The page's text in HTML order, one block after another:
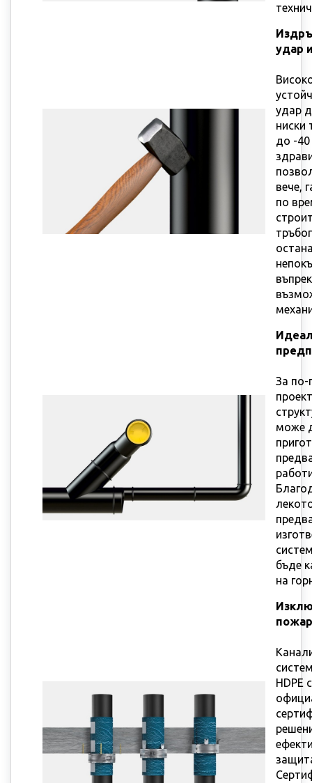
удар
удар
ниски
до -40
вече,
по
За по-
може
бъде
на
HDPE